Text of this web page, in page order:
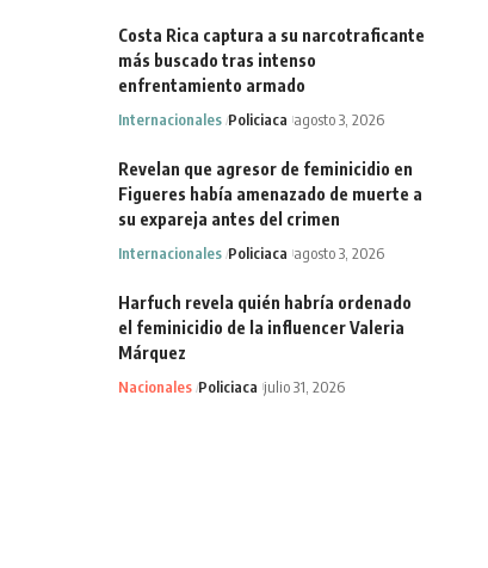
Costa Rica captura a su narcotraficante
más buscado tras intenso
enfrentamiento armado
Internacionales Policiaca agosto 3, 2026
Revelan que agresor de feminicidio en
Figueres había amenazado de muerte a
su expareja antes del crimen
Internacionales Policiaca agosto 3, 2026
Harfuch revela quién habría ordenado
el feminicidio de la influencer Valeria
Márquez
Nacionales Policiaca julio 31, 2026